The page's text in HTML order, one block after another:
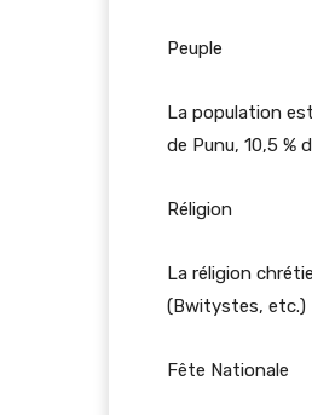
Peuple
La population
de Punu, 10,5 %
Réligion
La réligion
(Bwitystes, etc.)
Fête Nationale